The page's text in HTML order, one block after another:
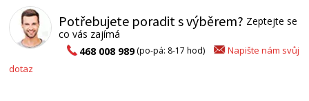
Potřebujete poradit s výběrem? Zeptejte se
co vás zajímá
468 008 989(po-pá: 8-17 hod)
Napište nám svůj
dotaz